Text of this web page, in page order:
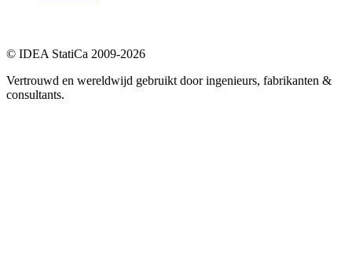
© IDEA StatiCa 2009-2026
Vertrouwd en wereldwijd gebruikt door ingenieurs, fabrikanten &
consultants.